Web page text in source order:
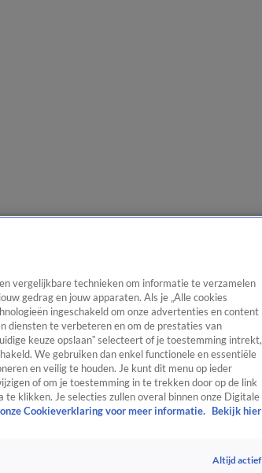
vergelijkbare technieken om informatie te verzamelen
gedrag en jouw apparaten. Als je „Alle cookies
ingeschakeld om onze advertenties en content
diensten te verbeteren en om de prestaties van
keuze opslaan” selecteert of je toestemming intrekt,
We gebruiken dan enkel functionele en essentiële
en veilig te houden. Je kunt dit menu op ieder
of om je toestemming in te trekken door op de link
te klikken. Je selecties zullen overal binnen onze Digitale
onze Cookieverklaring voor meer informatie.
Bekijk hier
Altijd actief